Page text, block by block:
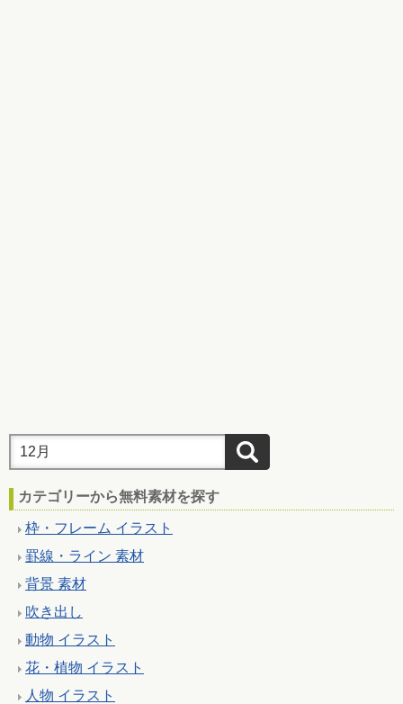
カテゴリーから無料素材を探す
枠・フレーム イラスト
罫線・ライン 素材
背景 素材
吹き出し
動物 イラスト
花・植物 イラスト
人物 イラスト